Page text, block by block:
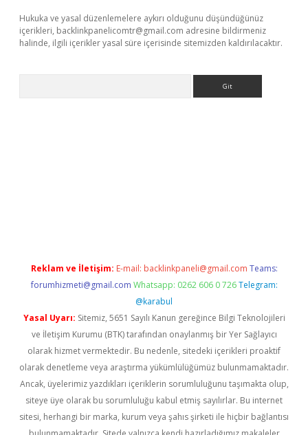
Hukuka ve yasal düzenlemelere aykırı olduğunu düşündüğünüz
içerikleri, backlinkpanelicomtr@gmail.com adresine bildirmeniz
halinde, ilgili içerikler yasal süre içerisinde sitemizden kaldırılacaktır.
Reklam ve İletişim: E-mail: backlinkpaneli@gmail.com Teams:
forumhizmeti@gmail.com Whatsapp: 0262 606 0 726 Telegram:
@karabul
Yasal Uyarı: Sitemiz, 5651 Sayılı Kanun gereğince Bilgi Teknolojileri
ve İletişim Kurumu (BTK) tarafından onaylanmış bir Yer Sağlayıcı
olarak hizmet vermektedir. Bu nedenle, sitedeki içerikleri proaktif
olarak denetleme veya araştırma yükümlülüğümüz bulunmamaktadır.
Ancak, üyelerimiz yazdıkları içeriklerin sorumluluğunu taşımakta olup,
siteye üye olarak bu sorumluluğu kabul etmiş sayılırlar. Bu internet
sitesi, herhangi bir marka, kurum veya şahıs şirketi ile hiçbir bağlantısı